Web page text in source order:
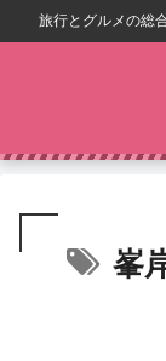
旅行とグルメの総
峯